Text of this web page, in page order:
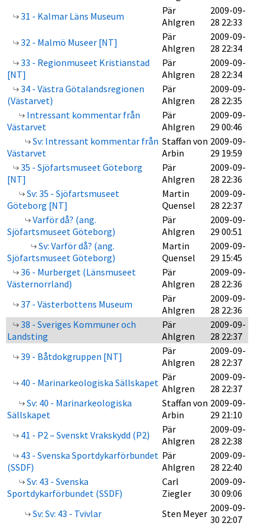
31 - Kalmar Läns Museum
Pär
Ahlgren
2009-09-
28 22:33
32 - Malmö Museer [NT]
Pär
Ahlgren
2009-09-
28 22:34
33 - Regionmuseet Kristianstad
[NT]
Pär
Ahlgren
2009-09-
28 22:34
34 - Västra Götalandsregionen
(Västarvet)
Pär
Ahlgren
2009-09-
28 22:35
Intressant kommentar från
Västarvet
Pär
Ahlgren
2009-09-
29 00:46
Sv: Intressant kommentar från
Västarvet
Staffan von
Arbin
2009-09-
29 19:59
35 - Sjöfartsmuseet Göteborg
[NT]
Pär
Ahlgren
2009-09-
28 22:36
Sv: 35 - Sjöfartsmuseet
Göteborg [NT]
Martin
Quensel
2009-09-
28 22:37
Varför då? (ang.
Sjöfartsmuseet Göteborg)
Pär
Ahlgren
2009-09-
29 00:51
Sv: Varför då? (ang.
Sjöfartsmuseet Göteborg)
Martin
Quensel
2009-09-
29 15:45
36 - Murberget (Länsmuseet
Västernorrland)
Pär
Ahlgren
2009-09-
28 22:36
37 - Västerbottens Museum
Pär
Ahlgren
2009-09-
28 22:36
38 - Sveriges Kommuner och
Landsting
Pär
Ahlgren
2009-09-
28 22:37
39 - Båtdokgruppen [NT]
Pär
Ahlgren
2009-09-
28 22:37
40 - Marinarkeologiska Sällskapet Pär
Ahlgren
2009-09-
28 22:37
Sv: 40 - Marinarkeologiska
Sällskapet
Staffan von
Arbin
2009-09-
29 21:10
41 - P2 – Svenskt Vrakskydd (P2)
Pär
Ahlgren
2009-09-
28 22:38
43 - Svenska Sportdykarförbundet
(SSDF)
Pär
Ahlgren
2009-09-
28 22:40
Sv: 43 - Svenska
Sportdykarförbundet (SSDF)
Carl
Ziegler
2009-09-
30 09:06
Sv: Sv: 43 - Tvivlar
Sten Meyer 2009-09-
30 22:07